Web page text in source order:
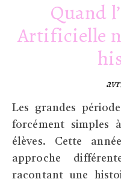
Quand
Artificielle
Les grandes périodes historiques ne sont pas
forcément simples
élèves. Cette
approche
racontant une